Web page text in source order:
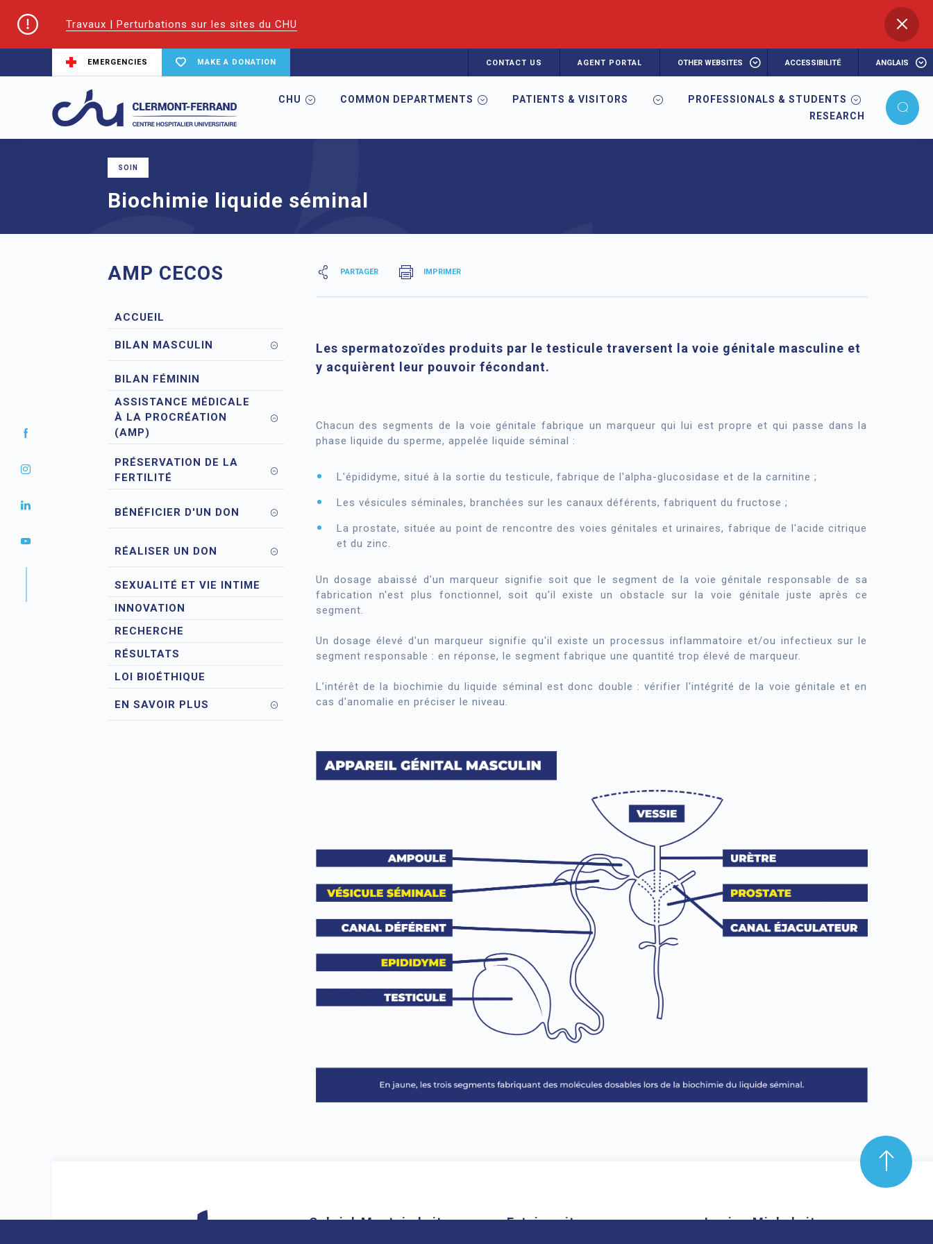
Travaux | Perturbations sur les sites du CHU
EMERGENCIES MAKE A DONATION CONTACT US AGENT PORTAL OTHER WEBSITES ACCESSIBILITÉ ANGLAIS
CHU COMMON DEPARTMENTS PATIENTS & VISITORS
PROFESSIONALS & STUDENTS
RESEARCH
Home node Biochimie liquide séminal
SOIN
Biochimie liquide séminal
AMP CECOS
ACCUEIL
BILAN MASCULIN
BILAN FÉMININ
ASSISTANCE MÉDICALE
À LA PROCRÉATION
(AMP)
PRÉSERVATION DE LA
FERTILITÉ
BÉNÉFICIER D'UN DON
RÉALISER UN DON
SEXUALITÉ ET VIE INTIME
INNOVATION
RECHERCHE
RÉSULTATS
LOI BIOÉTHIQUE
EN SAVOIR PLUS
PARTAGER IMPRIMER
Les spermatozoïdes produits par le testicule traversent la voie génitale masculine et
y acquièrent leur pouvoir fécondant.
Chacun des segments de la voie génitale fabrique un marqueur qui lui est propre et qui passe dans la
phase liquide du sperme, appelée liquide séminal :
L'épididyme, situé à la sortie du testicule, fabrique de l'alpha-glucosidase et de la carnitine ;
Les vésicules séminales, branchées sur les canaux déférents, fabriquent du fructose ;
La prostate, située au point de rencontre des voies génitales et urinaires, fabrique de l'acide citrique
et du zinc.
Un dosage abaissé d'un marqueur signifie soit que le segment de la voie génitale responsable de sa
fabrication n'est plus fonctionnel, soit qu'il existe un obstacle sur la voie génitale juste après ce
segment.
Un dosage élevé d'un marqueur signifie qu'il existe un processus inflammatoire et/ou infectieux sur le
segment responsable : en réponse, le segment fabrique une quantité trop élevé de marqueur.
L’intérêt de la biochimie du liquide séminal est donc double : vérifier l'intégrité de la voie génitale et en
cas d'anomalie en préciser le niveau.
Gabriel-Montpied site Estaing site Louise-Michel site